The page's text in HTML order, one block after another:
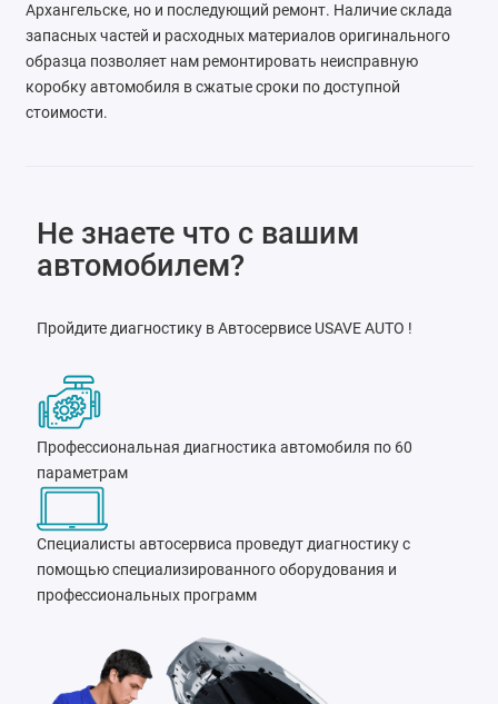
Архангельске, но и последующий ремонт. Наличие склада
запасных частей и расходных материалов оригинального
образца позволяет нам ремонтировать неисправную
коробку автомобиля в сжатые сроки по доступной
стоимости.
Не знаете что с вашим
автомобилем?
Пройдите диагностику в Автосервисе USAVE AUTO !
Профессиональная диагностика автомобиля по 60
параметрам
Специалисты автосервиса проведут диагностику с
помощью специализированного оборудования и
профессиональных программ